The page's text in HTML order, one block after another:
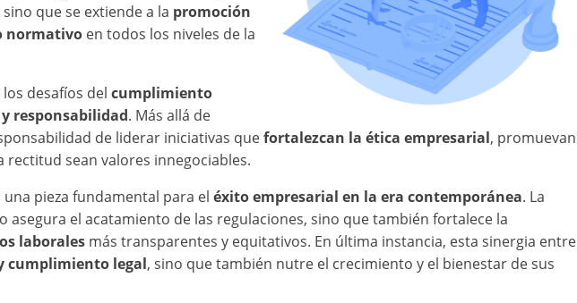
que se extiende a la promoción
normativo en todos los niveles de la
desafíos del cumplimiento
responsabilidad. Más allá de
de liderar iniciativas quefortalezcan la ética empresarial, promuevan
rectitud sean valores innegociables.
pieza fundamental para el éxito empresarial en la era contemporánea. La
asegura el acatamiento de las regulaciones, sino que también fortalece la
laborales más transparentes y equitativos. En última instancia, esta sinergia entre
cumplimiento legal, sino que también nutre el crecimiento y el bienestar de sus